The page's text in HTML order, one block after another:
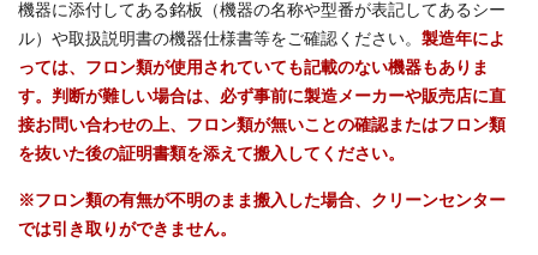
機器に添付してある銘板（機器の名称や型番が表記してあるシー
ル）や取扱説明書の機器仕様書等をご確認ください。 製造年によ
っては、フロン類が使用されていても記載のない機器もありま
す。判断が難しい場合は、必ず事前に製造メーカーや販売店に直
接お問い合わせの上、フロン類が無いことの確認またはフロン類
を抜いた後の証明書類を添えて搬入してください。
※フロン類の有無が不明のまま搬入した場合、クリーンセンター
では引き取りができません。